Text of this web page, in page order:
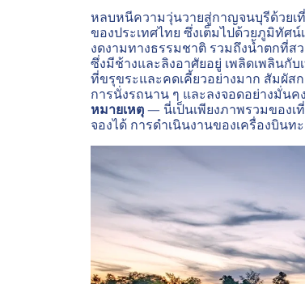
หลบหนีความวุ่นวายสู่กาญจนบุรีด้วยเ
ของประเทศไทย ซึ่งเต็มไปด้วยภูมิทั
งดงามทางธรรมชาติ รวมถึงน้ำตกที่
ซึ่งมีช้างและลิงอาศัยอยู่ เพลิดเพลินกั
ที่ขรุขระและคดเคี้ยวอย่างมาก สัมผัส
การนั่งรถนาน ๆ และลงจอดอย่างมั่น
หมายเหตุ— นี่เป็นเพียงภาพรวมของเ
จองได้ การดำเนินงานของเครื่องบิน